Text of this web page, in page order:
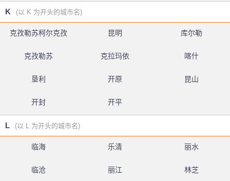
K (以 K 为开头的城市名)
克孜勒苏柯尔克孜 昆明 库尔勒
克孜勒苏 克拉玛依 喀什
垦利 开原 昆山
开封 开平
L (以 L 为开头的城市名)
临海 乐清 丽水
临沧 丽江 林芝